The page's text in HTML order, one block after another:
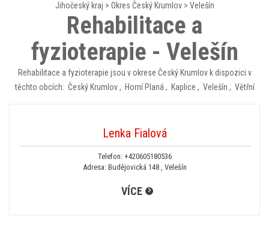
Jihočeský kraj > Okres Český Krumlov> Velešín
Rehabilitace a
fyzioterapie - Velešín
Rehabilitace a fyzioterapie jsou v okrese Český Krumlov k dispozici v
těchto obcích: Český Krumlov, Horní Planá , Kaplice , Velešín , Větřní
Lenka Fialová
Telefon: +420605180536
Adresa: Budějovická 148 , Velešín
VÍCE